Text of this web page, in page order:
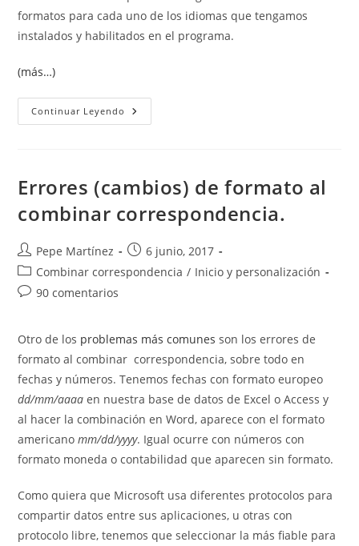
formatos para cada uno de los idiomas que tengamos
instalados y habilitados en el programa.
(más…)
Continuar Leyendo Insertar,
Actualizar
Fechas
Y
Errores (cambios) de formato al
combinar correspondencia.
Autor
de
la
entrada:
Pepe Martínez
Publicación
de
la
6 junio, 2017
Categoría
de
Combinar correspondencia / Inicio y personalización
Comentarios
entrada:
90 comentarios
Otro de los problemas más comunes son los errores de
formato al combinar correspondencia, sobre todo en
fechas y números. Tenemos fechas con formato europeo
dd/mm/aaaa en nuestra base de datos de Excel o Access y
al hacer la combinación en Word, aparece con el formato
americanomm/dd/yyyy. Igual ocurre con números con
formato moneda o contabilidad que aparecen sin formato.
Como quiera que Microsoft usa diferentes protocolos para
compartir datos entre sus aplicaciones, u otras con
protocolo libre, tenemos que seleccionar la más fiable para